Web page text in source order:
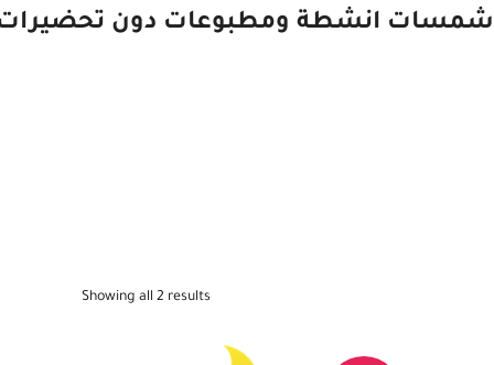
شمسات انشطة ومطبوعات دون